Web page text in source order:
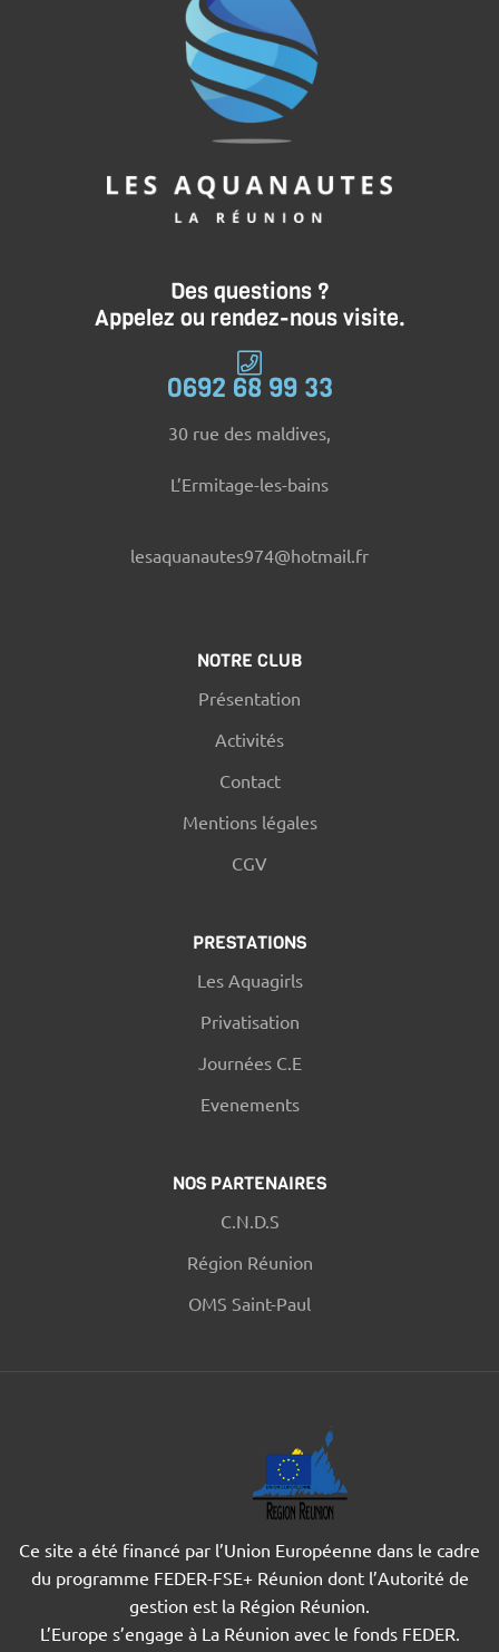
Des questions ?
Appelez ou rendez-nous visite.
0692 68 99 33
30 rue des maldives,
L’Ermitage-les-bains
lesaquanautes974@hotmail.fr
NOTRE CLUB
Présentation
Activités
Contact
Mentions légales
CGV
PRESTATIONS
Les Aquagirls
Privatisation
Journées C.E
Evenements
NOS PARTENAIRES
C.N.D.S
Région Réunion
OMS Saint-Paul
Ce site a été financé par l’Union Européenne dans le cadre
du programme FEDER-FSE+ Réunion dont l’Autorité de
gestion est la Région Réunion.
L’Europe s’engage à La Réunion avec le fonds FEDER.